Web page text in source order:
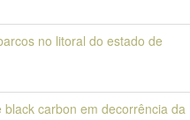
no litoral do estado de
carbon em decorrência da